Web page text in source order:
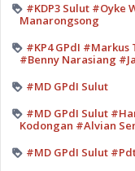
#KDP3 Sulut #Oyke
Manarongsong
#KP4 GPdI
#Benny Narasiang
#MD GPdI Sulut
#MD GPdI Sulut
Kodongan #Alvian
#MD GPdI Sulut